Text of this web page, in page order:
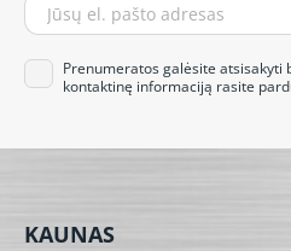
Prenumeratos galėsite atsisakyti
kontaktinę informaciją rasite
KAUNAS